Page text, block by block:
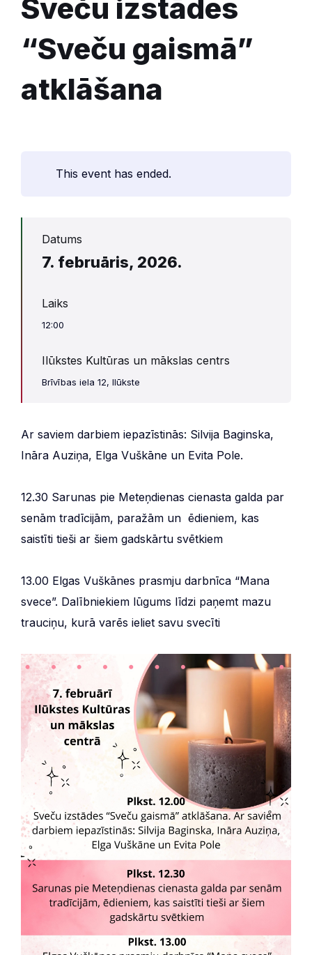
Sveču izstādes
“Sveču gaismā”
atklāšana
This event has ended.
Datums
7. februāris, 2026.
Laiks
12:00
Ilūkstes Kultūras un mākslas centrs
Brīvības iela 12, Ilūkste
Ar saviem darbiem iepazīstinās: Silvija Baginska,
Ināra Auziņa, Elga Vuškāne un Evita Pole.
12.30 Sarunas pie Meteņdienas cienasta galda par
senām tradīcijām, paražām un ēdieniem, kas
saistīti tieši ar šiem gadskārtu svētkiem
13.00 Elgas Vuškānes prasmju darbnīca “Mana
svece”. Dalībniekiem lūgums līdzi paņemt mazu
trauciņu, kurā varēs ieliet savu svecīti